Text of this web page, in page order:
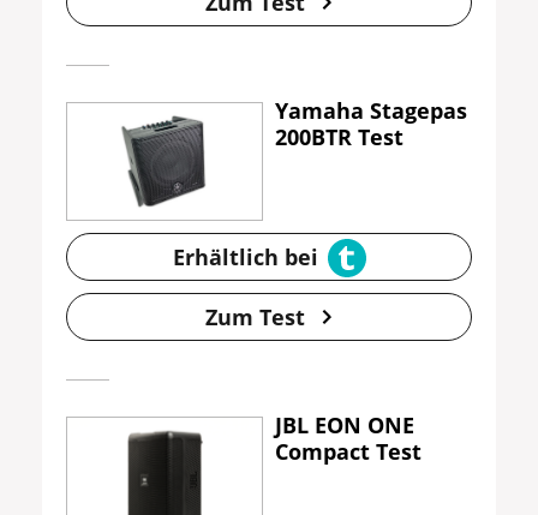
Yamaha Stagepas
200BTR Test
Erhältlich bei
Zum Test
JBL EON ONE
Compact Test